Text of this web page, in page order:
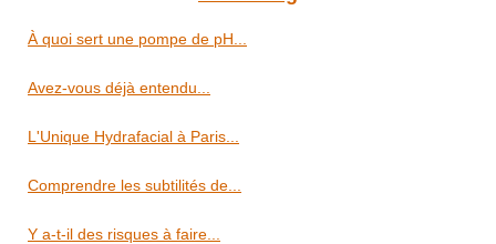
À quoi sert une pompe de pH...
Avez-vous déjà entendu...
L'Unique Hydrafacial à Paris...
Comprendre les subtilités de...
Y a-t-il des risques à faire...